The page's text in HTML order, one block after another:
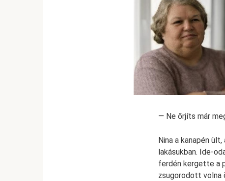
— Ne őrjíts már
Nina a kanapén
lakásukban. Ide-
ferdén kergette a
zsugorodott volna